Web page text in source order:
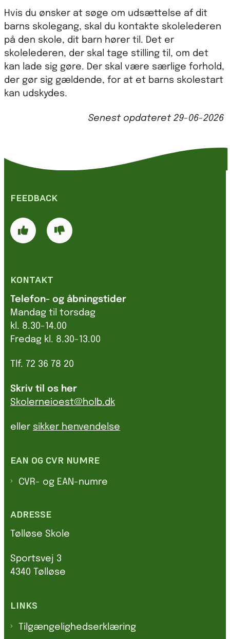
Hvis du ønsker at søge om udsættelse af dit
barns skolegang, skal du kontakte skolelederen
på den skole, dit barn hører til. Det er
skolelederen, der skal tage stilling til, om det
kan lade sig gøre. Der skal være særlige forhold,
der gør sig gældende, for at et barns skolestart
kan udskydes.
Senest opdateret 29-06-2026
FEEDBACK
KONTAKT
Telefon- og åbningstider
Mandag til torsdag
kl. 8.30-14.00
Fredag kl. 8.30-13.00
Tlf. 72 36 78 20
Skriv til os her
Skolerneioest@holb.dk
eller sikker henvendelse
EAN OG CVR NUMRE
CVR- og EAN-numre
ADRESSE
Tølløse Skole
Sportsvej 3
4340 Tølløse
LINKS
Tilgængelighedserklæring